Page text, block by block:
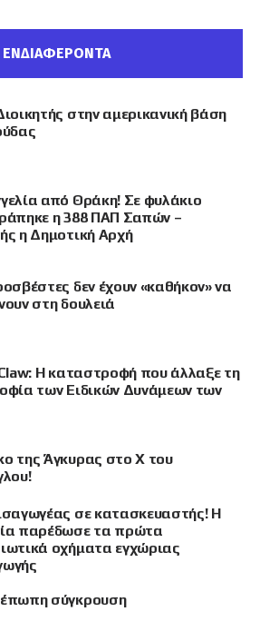
ΕΝΔΙΑΦΕΡΟΝΤΑ
στην αμερικανική βάση
από Θράκη! Σε φυλάκιο
η 388 ΠΑΠ Σαπών –
η Δημοτική Αρχή
δεν έχουν «καθήκον» να
στη δουλειά
Η καταστροφή που άλλαξε τη
των Ειδικών Δυνάμεων των
της Άγκυρας στο X του
σε κατασκευαστής! Η
παρέδωσε τα πρώτα
οχήματα εγχώριας
σύγκρουση